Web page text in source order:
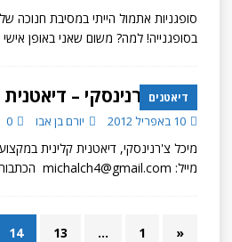
סופגניות אתמול הייתי במסיבת חנוכה
בסופגנייה! למה? משום שאני באופן
דיאטנים
מיכל צ'רנינסקי –
10 באפריל 2012 יורם בן אבו 0
מיכל צ'רנינסקי, דיאטנית קלינית
מייל: michalch4@gmail.com הכתבות של מיכל פירמידת המזון החדשה
«
1
…
13
14